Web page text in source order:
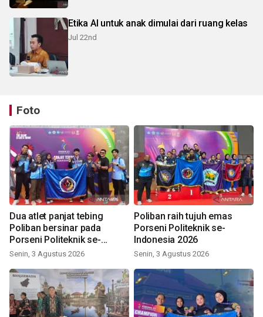
Etika AI untuk anak dimulai dari ruang kelas
Jul 22nd
Foto
Dua atlet panjat tebing
Poliban bersinar pada
Porseni Politeknik se-
Indonesia 2026
Senin, 3 Agustus 2026
Poliban raih tujuh emas
Porseni Politeknik se-
Indonesia 2026
Senin, 3 Agustus 2026